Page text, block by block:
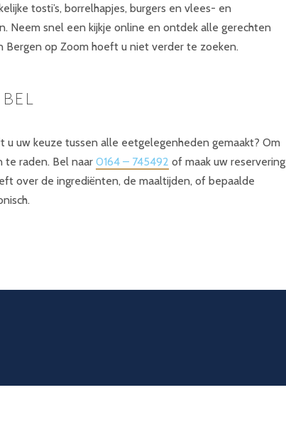
tosti’s, borrelhapjes, burgers en vlees- en
Neem snel een kijkje online en ontdek alle gerechten
Bergen op Zoom hoeft u niet verder te zoeken.
uw keuze tussen alle eetgelegenheden gemaakt? Om
te raden. Bel naar 0164 – 745492 of maak uw reservering
over de ingrediënten, de maaltijden, of bepaalde